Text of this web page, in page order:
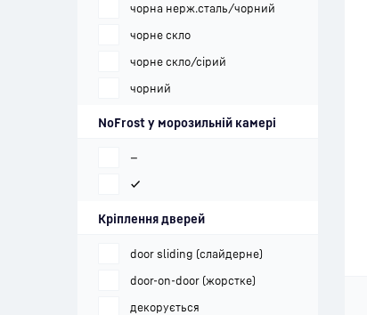
чорна нерж.сталь/чорний
чорне скло
чорне скло/сірий
чорний
NoFrost у морозильній камері
—
✔
Кріплення дверей
door sliding (слайдерне)
door-on-door (жорстке)
декорується